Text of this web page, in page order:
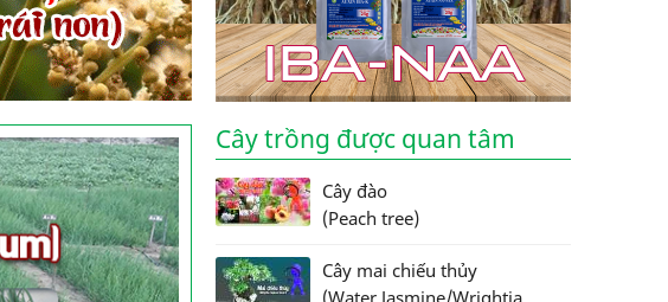
Cây trồng được quan tâm
Cây đào
(Peach tree)
Cây mai chiếu thủy
(Water Jasmine/Wrightia